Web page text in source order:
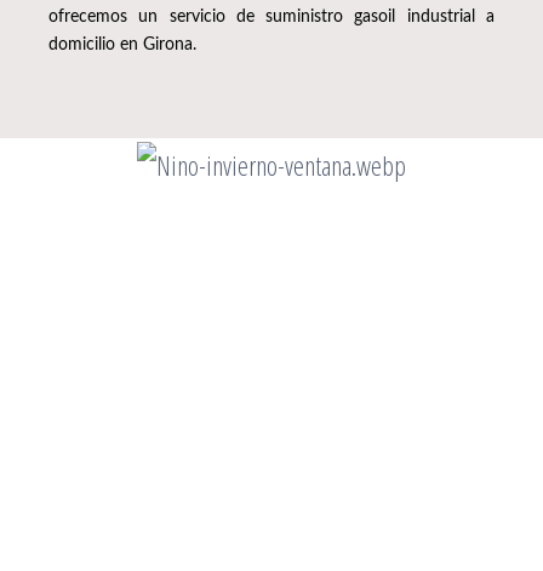
ofrecemos un servicio de suministro gasoil industrial a
domicilio en Girona.